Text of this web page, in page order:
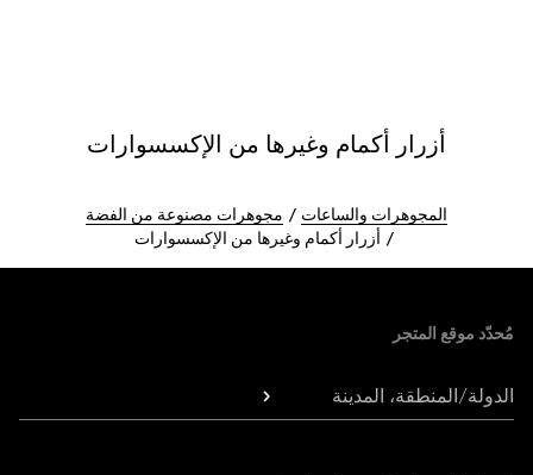
أزرار أكمام وغيرها من الإكسسوارات
المجوهرات والساعات
مجوهرات مصنوعة من الفضة
أزرار أكمام وغيرها من الإكسسوارات
مُحدّد موقع المتجر
الدولة/المنطقة، المدينة